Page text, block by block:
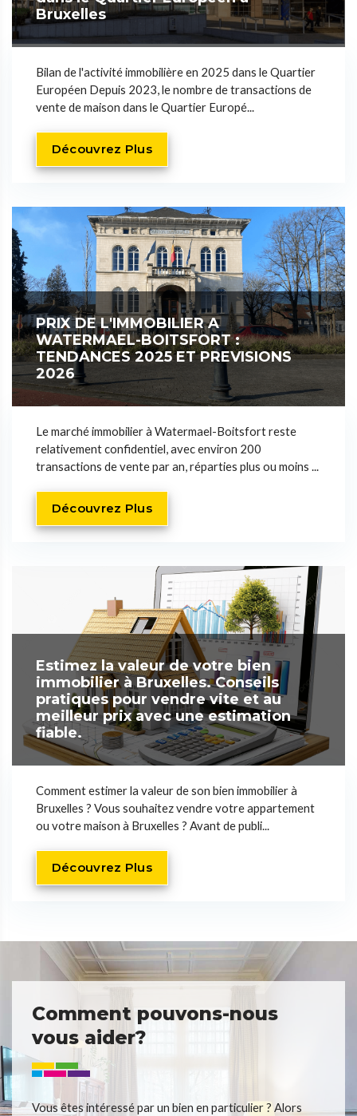
Bruxelles
Bilan de l'activité immobilière en 2025 dans le Quartier
Européen Depuis 2023, le nombre de transactions de
vente de maison dans le Quartier Europé...
Découvrez Plus
PRIX DE L'IMMOBILIER A
WATERMAEL-BOITSFORT :
TENDANCES 2025 ET PREVISIONS
2026
Le marché immobilier à Watermael-Boitsfort reste
relativement confidentiel, avec environ 200
transactions de vente par an, réparties plus ou moins ...
Découvrez Plus
Estimez la valeur de votre bien
immobilier à Bruxelles. Conseils
pratiques pour vendre vite et au
meilleur prix avec une estimation
fiable.
Comment estimer la valeur de son bien immobilier à
Bruxelles ? Vous souhaitez vendre votre appartement
ou votre maison à Bruxelles ? Avant de publi...
Découvrez Plus
Comment pouvons-nous
vous aider?
Vous êtes intéressé par un bien en particulier ? Alors